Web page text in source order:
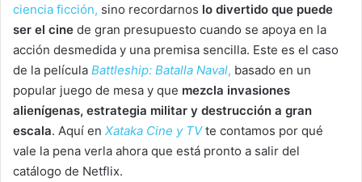
ciencia ficción, sino recordarnos lo divertido que puede
ser el cine de gran presupuesto cuando se apoya en la
acción desmedida y una premisa sencilla. Este es el caso
de la película Battleship: Batalla Naval, basado en un
popular juego de mesa y que mezcla invasiones
alienígenas, estrategia militar y destrucción a gran
escala. Aquí en Xataka Cine y TVte contamos por qué
vale la pena verla ahora que está pronto a salir del
catálogo de Netflix.